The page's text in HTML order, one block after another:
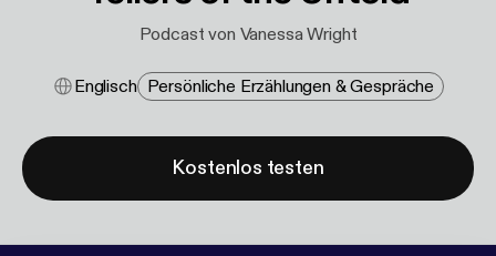
Podcast von Vanessa Wright
Englisch Persönliche Erzählungen & Gespräche
Kostenlos testen